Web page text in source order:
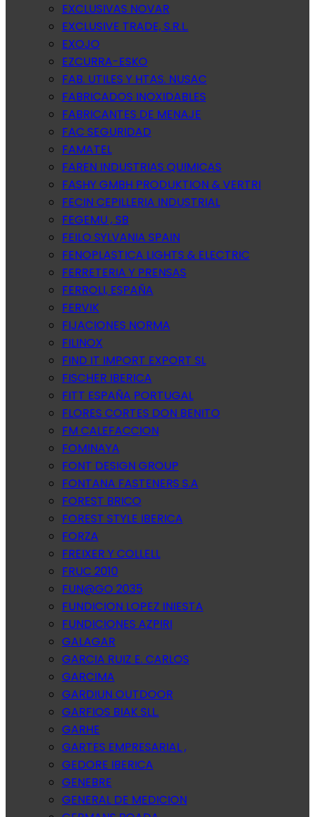
EXCLUSIVAS NOVAR
EXCLUSIVE TRADE, S.R.L.
EXOJO
EZCURRA-ESKO
FAB. UTILES Y HTAS. NUSAC
FABRICADOS INOXIDABLES
FABRICANTES DE MENAJE
FAC SEGURIDAD
FAMATEL
FAREN INDUSTRIAS QUIMICAS
FASHY GMBH PRODUKTION & VERTRI
FECIN CEPILLERIA INDUSTRIAL
FEGEMU , SB
FEILO SYLVANIA SPAIN
FENOPLASTICA LIGHTS & ELECTRIC
FERRETERIA Y PRENSAS
FERROLI, ESPAÑA
FERVIK
FIJACIONES NORMA
FILINOX
FIND IT IMPORT EXPORT SL
FISCHER IBERICA
FITT ESPAÑA PORTUGAL
FLORES CORTES DON BENITO
FM CALEFACCION
FOMINAYA
FONT DESIGN GROUP
FONTANA FASTENERS S.A
FOREST BRICO
FOREST STYLE IBERICA
FORZA
FREIXER Y COLLELL
FRUC 2010
FUN@GO 2035
FUNDICION LOPEZ INIESTA
FUNDICIONES AZPIRI
GALAGAR
GARCIA RUIZ E. CARLOS
GARCIMA
GARDIUN OUTDOOR
GARFIOS BIAK SLL.
GARHE
GARTES EMPRESARIAL ,
GEDORE IBERICA
GENEBRE
GENERAL DE MEDICION